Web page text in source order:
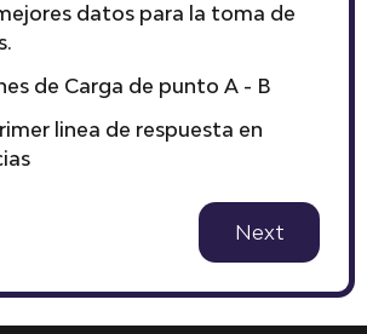
datos para la toma de
de Carga de punto A - B
linea de respuesta en
Next